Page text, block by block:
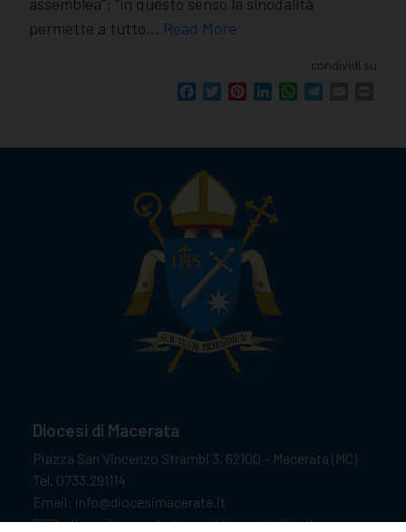
permette a tutto… Read More
condividi su
FacebookTwitterPinterestLinkedInWhatsApp
Diocesi di Macerata
Piazza San Vincenzo Strambi 3, 62100 – Macerata (MC)
Tel. 0733.291114
Email: info@diocesimacerata.it
PEC: diocesimacerata@pec.chiesacattolica.it